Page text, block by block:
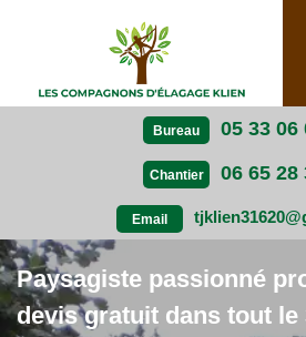
Bureau 05 33 06
Chantier 06 65 28
Email
Paysagiste passionné
devis gratuit dans tout le